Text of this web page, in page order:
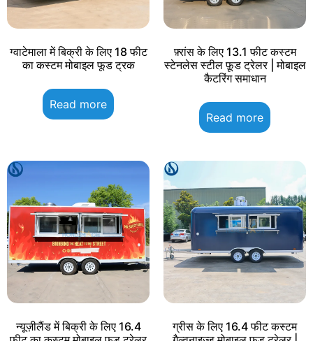
ग्वाटेमाला में बिक्री के लिए 18 फीट
का कस्टम मोबाइल फूड ट्रक
Read more
फ़्रांस के लिए 13.1 फीट कस्टम
स्टेनलेस स्टील फ़ूड ट्रेलर | मोबाइल
कैटरिंग समाधान
Read more
न्यूज़ीलैंड में बिक्री के लिए 16.4
ग्रीस के लिए 16.4 फीट कस्टम